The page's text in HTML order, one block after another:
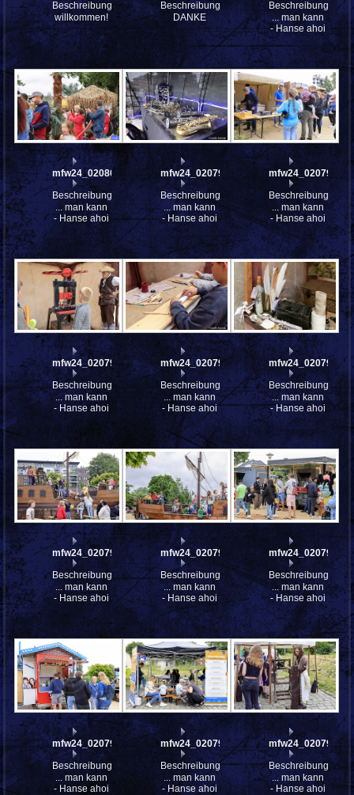
Beschreibung:
willkommen!
Beschreibung:
DANKE
Beschreibung:
... man kann
- Hanse ahoi
mfw24_0208008
Beschreibung:
... man kann
- Hanse ahoi
mfw24_0207993
Beschreibung:
... man kann
- Hanse ahoi
mfw24_0207978a
Beschreibung:
... man kann
- Hanse ahoi
mfw24_0207977
Beschreibung:
... man kann
- Hanse ahoi
mfw24_0207976
Beschreibung:
... man kann
- Hanse ahoi
mfw24_0207975
Beschreibung:
... man kann
- Hanse ahoi
mfw24_0207951
Beschreibung:
... man kann
- Hanse ahoi
mfw24_0207938
Beschreibung:
... man kann
- Hanse ahoi
mfw24_0207920
Beschreibung:
... man kann
- Hanse ahoi
mfw24_0207918
Beschreibung:
... man kann
- Hanse ahoi
mfw24_0207917
Beschreibung:
... man kann
- Hanse ahoi
mfw24_0207916
Beschreibung:
... man kann
- Hanse ahoi